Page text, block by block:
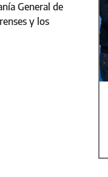
General de
y los